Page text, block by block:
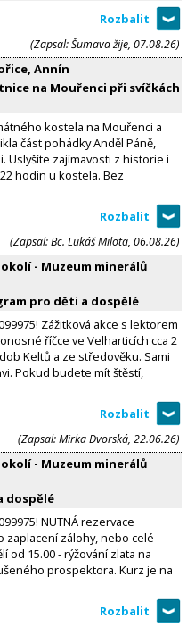
(Zapsal: Šumava žije, 07.08.26)
Annín
na Mouřenci při svíčkách
kostela na Mouřenci a
část pohádky Anděl Páně,
Uslyšíte zajímavosti z historie i
hodin u kostela. Bez
(Zapsal: Bc. Lukáš Milota, 06.08.26)
- Muzeum minerálů
pro děti a dospělé
Zážitková akce s lektorem
říčce ve Velharticích cca 2
Keltů a ze středověku. Sami
Pokud budete mít štěstí,
(Zapsal: Mirka Dvorská, 22.06.26)
- Muzeum minerálů
dospělé
NUTNÁ rezervace
zaplacení zálohy, nebo celé
od 15.00 - rýžování zlata na
prospektora. Kurz je na